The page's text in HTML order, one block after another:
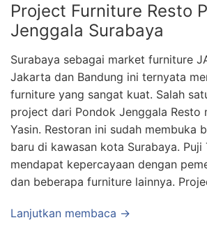
Project Furniture Resto
Jenggala Surabaya
Surabaya sebagai market furniture
Jakarta dan Bandung ini ternyata
furniture yang sangat kuat. Salah
project dari Pondok Jenggala Resto
Yasin. Restoran ini sudah membuka
baru di kawasan kota Surabaya. Puji
mendapat kepercayaan dengan
dan beberapa furniture lainnya.
Lanjutkan membaca →